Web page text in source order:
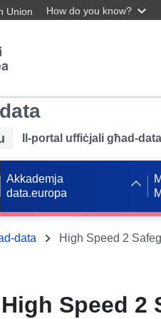
Union How do you know?
Il-portal uffiċjali għad-
Akkademja
data.europa
data High Speed 2
High Speed 2